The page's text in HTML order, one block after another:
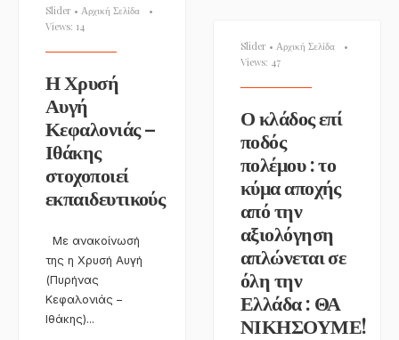
Slider • Αρχική Σελίδα
•
Views: 14
Η Χρυσή
Αυγή
Κεφαλονιάς –
Ιθάκης
στοχοποιεί
εκπαιδευτικούς
Με ανακοίνωσή
της η Χρυσή Αυγή
(Πυρήνας
Κεφαλονιάς –
Ιθάκης)...
Slider • Αρχική Σελίδα
•
Views: 47
Ο κλάδος επί
ποδός
πολέμου : το
κύμα αποχής
από την
αξιολόγηση
απλώνεται σε
όλη την
Ελλάδα : ΘΑ
ΝΙΚΗΣΟΥΜΕ!